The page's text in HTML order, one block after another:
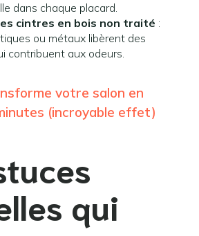
dans chaque placard.
cintres en bois non traité :
ou métaux libèrent des
contribuent aux odeurs.
votre salon en
(incroyable effet)
qui